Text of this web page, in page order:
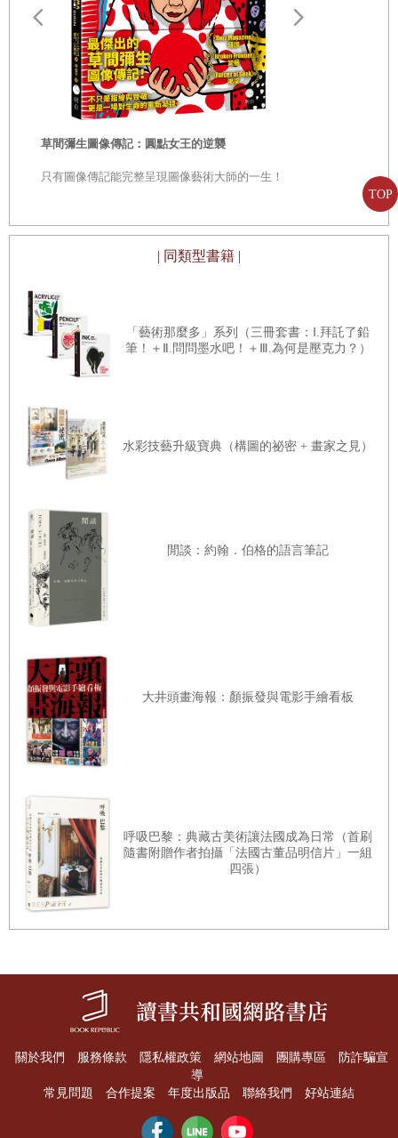
TOP
彈簧曲線：飛鳥 p.44
彈簧曲線：飛鳥繪畫步驟驟 p.46
8字曲線 p.48
8字曲線：耶誕樹 p.50
8字曲線：耶誕樹繪畫步驟 p.52
8字曲線：熱氣球 p.54
8字曲線：禮服 p.58
8字曲線：禮服繪畫步驟 p.60
水滴曲線 p.62
水滴曲線：曼陀羅 p.64
水滴曲線：曼陀羅繪畫步驟 p.66
水滴曲線：楓葉繪畫步驟 p.70
水滴曲線：古典天鵝 p.72
水滴曲線：古典天鵝繪畫步驟 p.74
綜合曲線 p.76
綜合曲線：海馬 p.78
綜合曲線：海馬繪畫步驟 p.80
綜合曲線：高跟鞋 p.82
綜合曲線：高跟鞋繪畫步驟 p.84
綜合曲線：貓頭鷹繪畫步驟 p.88
綜合曲線：香檳杯 p.90
綜合曲線：香檳杯繪畫步驟 p.92
綜合曲線：可樂瓶 p.94
Part 3 書寫【英文花體字的筆畫練習】
銅板體A B C D p.100
銅板體E F G H p.102
銅板體Q R S T p.108
銅板體U V W X p.110
銅板體ＹＺ p.112
現代體 A B C D p.118
草間彌生圖像傳記：圓點女王的逆襲
只有圖像傳記能完整呈現圖像藝術大師的一生！
| 同類型書籍 |
「藝術那麼多」系列（三冊套書：Ⅰ.拜託了鉛
筆！＋Ⅱ.問問墨水吧！＋Ⅲ.為何是壓克力？）
水彩技藝升級寶典（構圖的祕密 + 畫家之見）
閒談：約翰．伯格的語言筆記
大井頭畫海報：顏振發與電影手繪看板
呼吸巴黎：典藏古美術讓法國成為日常（首刷
隨書附贈作者拍攝「法國古董品明信片」一組
四張）
關於我們 服務條款 隱私權政策 網站地圖 團購專區
防詐騙宣
導
常見問題
合作提案 年度出版品 聯絡我們 好站連結